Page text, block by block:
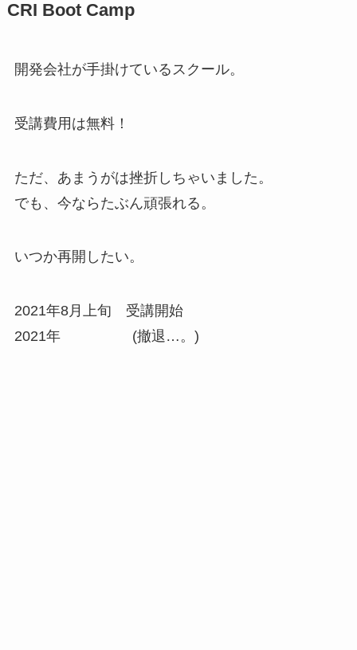
CRI Boot Camp
開発会社が手掛けているスクール。
受講費用は無料！
ただ、あまうがは挫折しちゃいました。
でも、今ならたぶん頑張れる。
いつか再開したい。
2021年8月上旬 受講開始
2021年 (撤退…。)